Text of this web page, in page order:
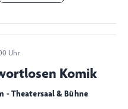
Uhr
Komik
- Theatersaal & Bühne